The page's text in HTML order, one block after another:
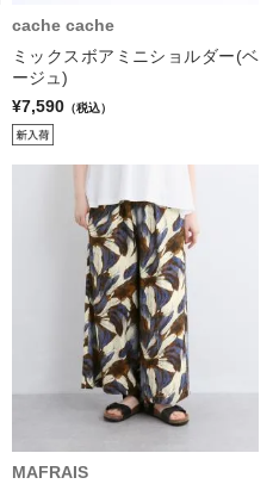
cache cache
ミックスボアミニショルダー(ベ
ージュ)
¥7,590 （税込）
MAFRAIS